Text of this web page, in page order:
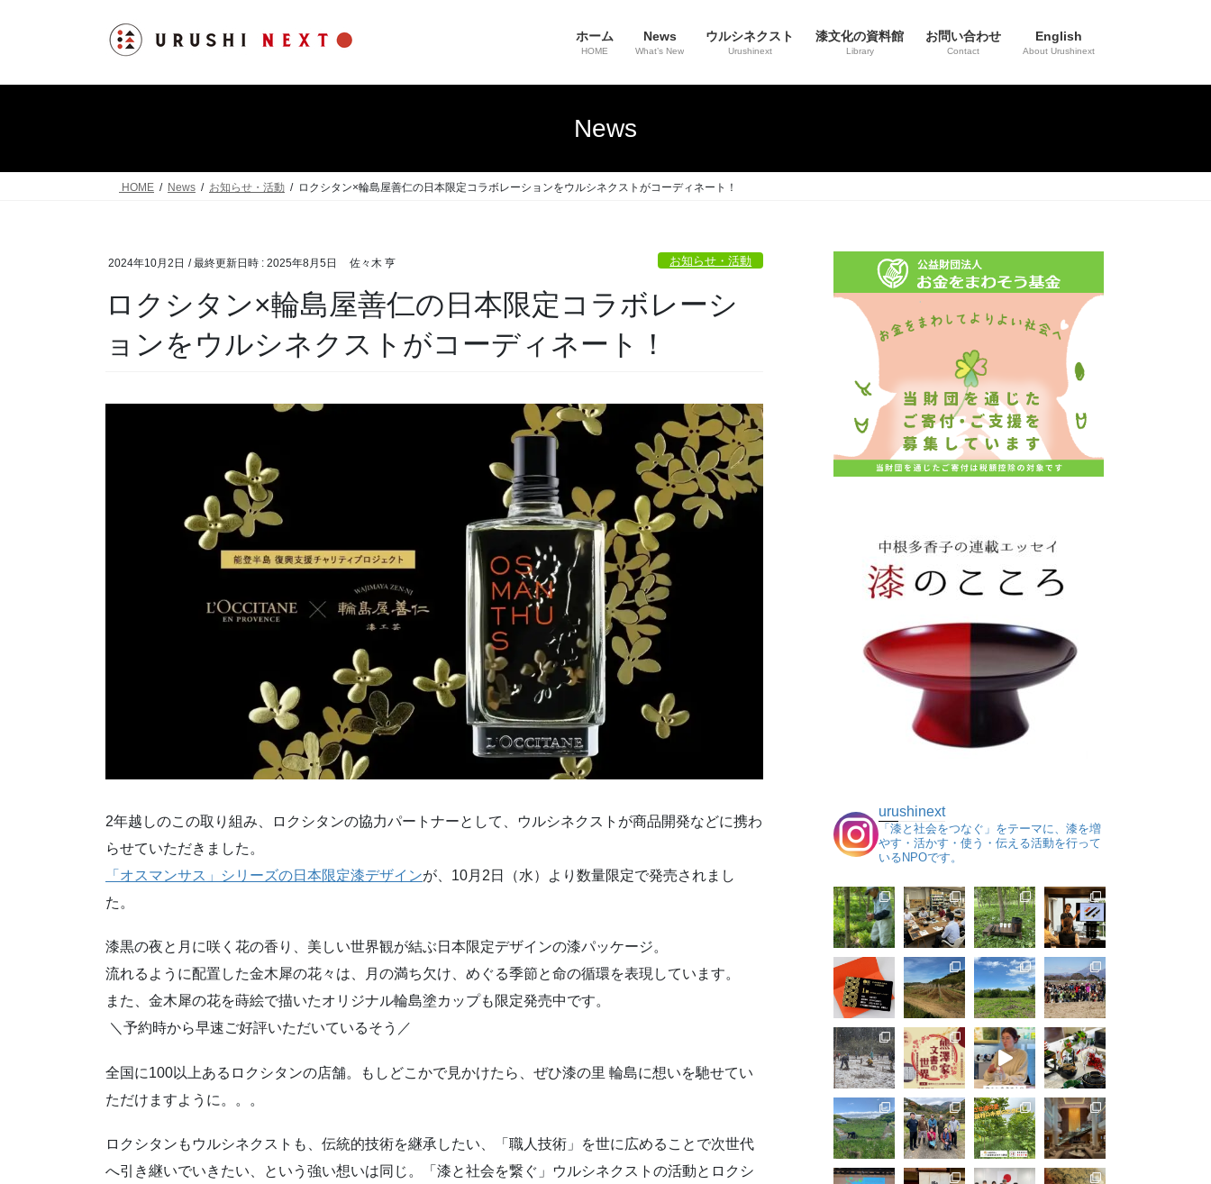
ホーム
HOME
News
What’s New
ウルシネクスト
Urushinext
漆文化の資料館
Library
お問い合わせ
Contact
English
About Urushinext
News
HOME News お知らせ・活動 ロクシタン×輪島屋善仁の日本限定コラボレーションをウルシネクストがコーディネート！
2024年10月2日 / 最終更新日時 : 2025年8月5日 佐々木 亨 お知らせ・活動
ロクシタン×輪島屋善仁の日本限定コラボレーシ
ョンをウルシネクストがコーディネート！
2年越しのこの取り組み、ロクシタンの協力パートナーとして、ウルシネクストが商品開発などに携わ
らせていただきました。
「オスマンサス」シリーズの日本限定漆デザインが、10月2日（水）より数量限定で発売されまし
た。
漆黒の夜と月に咲く花の香り、美しい世界観が結ぶ日本限定デザインの漆パッケージ。
流れるように配置した金木犀の花々は、月の満ち欠け、めぐる季節と命の循環を表現しています。
また、金木犀の花を蒔絵で描いたオリジナル輪島塗カップも限定発売中です。
⁡ ＼予約時から早速ご好評いただいているそう／
全国に100以上あるロクシタンの店舗。もしどこかで見かけたら、ぜひ漆の里 輪島に想いを馳せてい
ただけますように。。。
ロクシタンもウルシネクストも、伝統的技術を継承したい、「職人技術」を世に広めることで次世代
へ引き継いでいきたい、という強い想いは同じ。「漆と社会を繋ぐ」ウルシネクストの活動とロクシ
urushinext
「漆と社会をつなぐ」をテーマに、漆を増
やす・活かす・使う・伝える活動を行って
いるNPOです。